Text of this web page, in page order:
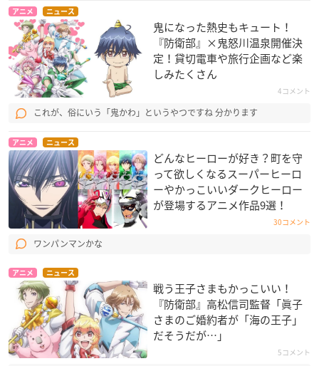
アニメ ニュース
鬼になった熱史もキュート！
『防衛部』×鬼怒川温泉開催決
定！貸切電車や旅行企画など楽
しみたくさん
4コメント
これが、俗にいう「鬼かわ」というやつですね 分かります
アニメ ニュース
どんなヒーローが好き？町を守
って欲しくなるスーパーヒーロ
ーやかっこいいダークヒーロー
が登場するアニメ作品9選！
30コメント
ワンパンマンかな
アニメ ニュース
戦う王子さまもかっこいい！
『防衛部』高松信司監督「眞子
さまのご婚約者が「海の王子」
だそうだが…」
5コメント